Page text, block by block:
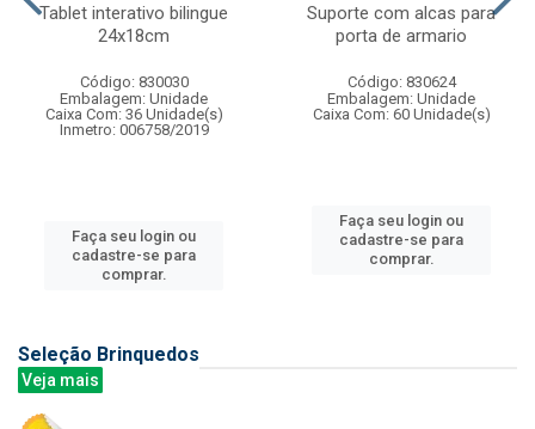
Tablet interativo bilingue
24x18cm
Código: 830030
Embalagem: Unidade
Caixa Com: 36 Unidade(s)
Inmetro: 006758/2019
Faça seu login ou
cadastre-se para
comprar.
Suporte com alcas para
porta de armario
Código: 830624
Embalagem: Unidade
Caixa Com: 60 Unidade(s)
Faça seu login ou
cadastre-se para
comprar.
Seleção Brinquedos
Veja mais